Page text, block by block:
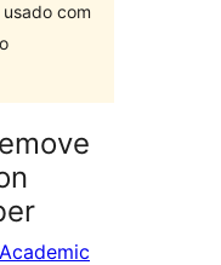
com